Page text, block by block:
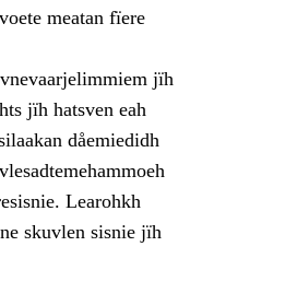
meatan fïere
jïh
jïh hatsven eah
dåemiedidh
Learohkh
skuvlen sisnie jïh